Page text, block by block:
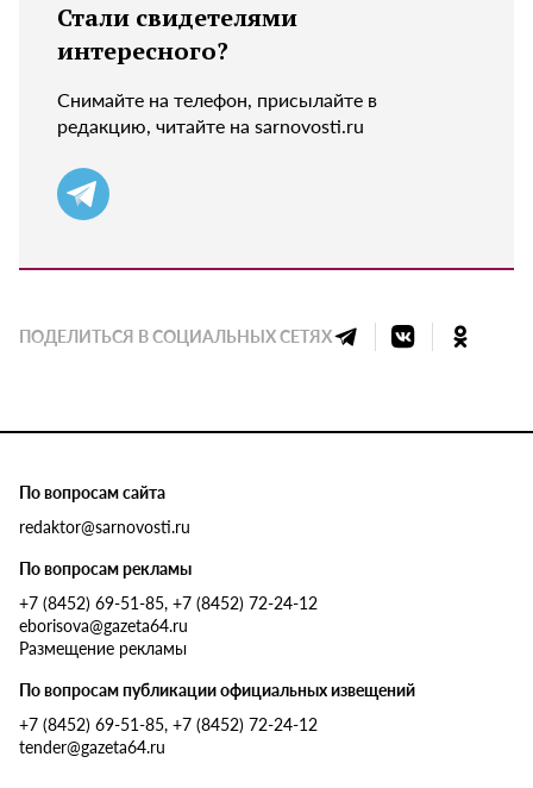
Стали свидетелями
интересного?
Снимайте на телефон, присылайте в
редакцию, читайте на sarnovosti.ru
ПОДЕЛИТЬСЯ В СОЦИАЛЬНЫХ СЕТЯХ
По вопросам сайта
redaktor@sarnovosti.ru
По вопросам рекламы
+7 (8452) 69-51-85, +7 (8452) 72-24-12
eborisova@gazeta64.ru
Размещение рекламы
По вопросам публикации официальных извещений
+7 (8452) 69-51-85, +7 (8452) 72-24-12
tender@gazeta64.ru